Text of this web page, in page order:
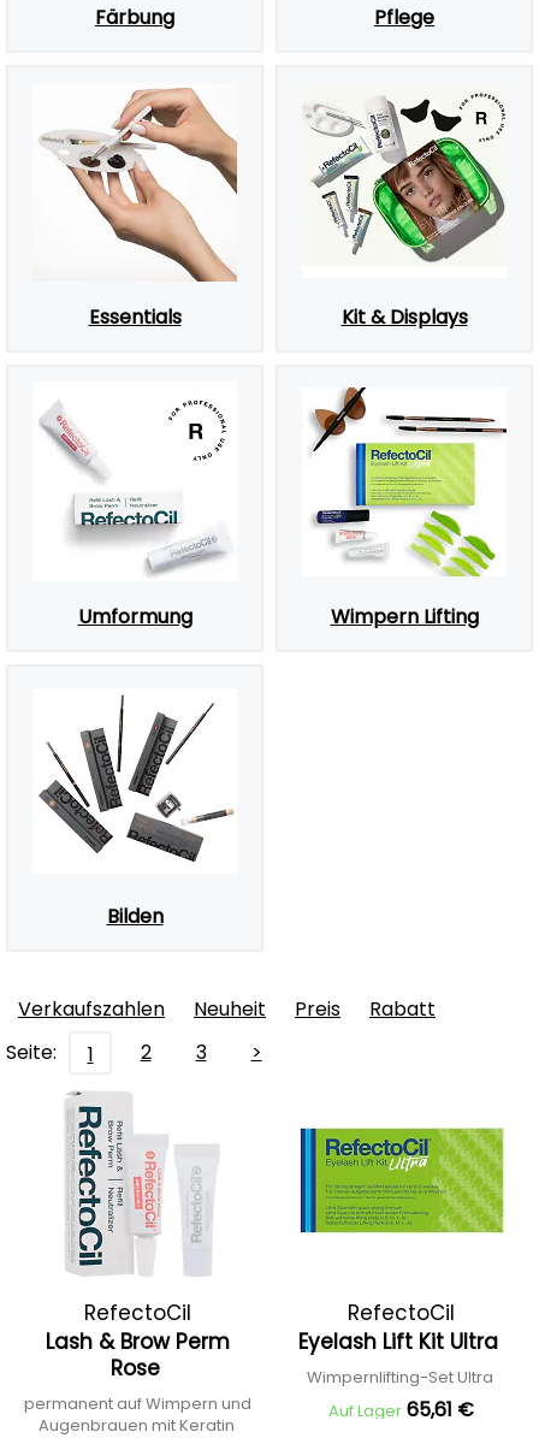
Färbung Pflege
Essentials Kit & Displays
Umformung Wimpern Lifting
Bilden
Verkaufszahlen Neuheit Preis
Rabatt
Seite:
1 2 3 >
RefectoCil
Lash & Brow Perm
Rose
permanent auf Wimpern und
Augenbrauen mit Keratin
RefectoCil
Eyelash Lift Kit Ultra
Wimpernlifting-Set Ultra
Auf Lager 65,61 €